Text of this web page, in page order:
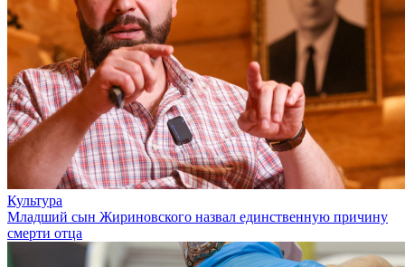
Культура
Младший сын Жириновского назвал единственную причину
смерти отца